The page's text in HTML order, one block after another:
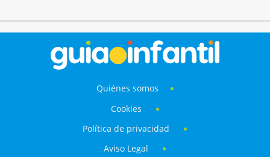
Quiénes somos
Cookies
Política de privacidad
Aviso Legal